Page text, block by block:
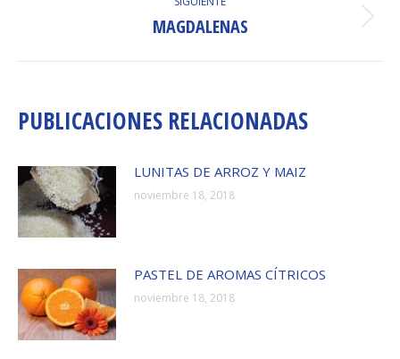
Publicación
MAGDALENAS
PUBLICACIONES RELACIONADAS
LUNITAS DE ARROZ Y MAIZ
noviembre 18, 2018
PASTEL DE AROMAS CÍTRICOS
noviembre 18, 2018